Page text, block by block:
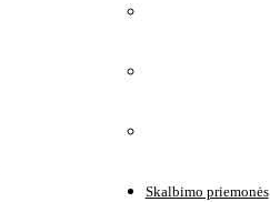
Skalbimo priemonės